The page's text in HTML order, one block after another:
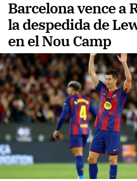
Barcelona vence a
la despedida de
en el Nou Camp